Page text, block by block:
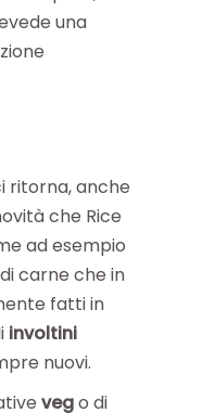
una
ritorna, anche
che Rice
ad esempio
carne che in
fatti in
involtini
nuovi.
vego di